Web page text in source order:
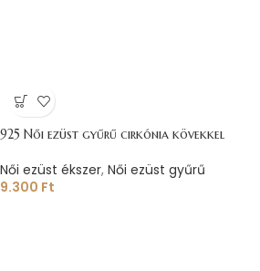
925 Női ezüst gyűrű cirkónia kövekkel
Női ezüst ékszer, Női ezüst gyűrű
9.300 Ft